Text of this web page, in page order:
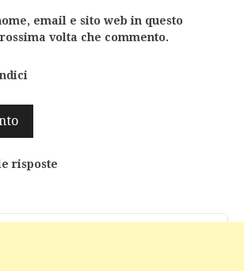
email e sito web in questo
volta che commento.
risposte